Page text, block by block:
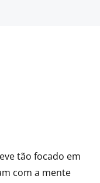
tão focado em
com a mente